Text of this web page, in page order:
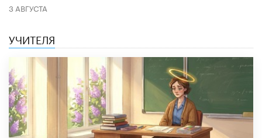
3 АВГУСТА
УЧИТЕЛЯ